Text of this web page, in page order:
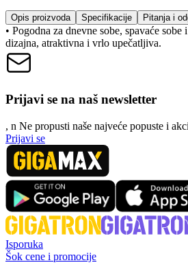
Opis proizvoda Specifikacije Pitanja i
• Pogodna za dnevne sobe, spavaće
dizajna, atraktivna i vrlo upečatljiva.
Prijavi se na naš newsletter
, n Ne propusti naše najveće popuste i
Prijavi se
Isporuka
Šok cene i promocije